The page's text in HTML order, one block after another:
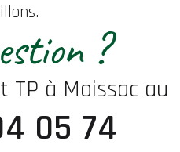
?
TP à Moissac au
05 74